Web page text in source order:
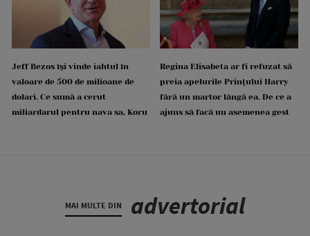
Jeff Bezos își vinde iahtul în
valoare de 500 de milioane de
dolari. Ce sumă a cerut
miliardarul pentru nava sa, Koru
Regina Elisabeta ar fi refuzat să
preia apelurile Prințului Harry
fără un martor lângă ea. De ce a
ajuns să facă un asemenea gest
MAI MULTE DIN advertorial